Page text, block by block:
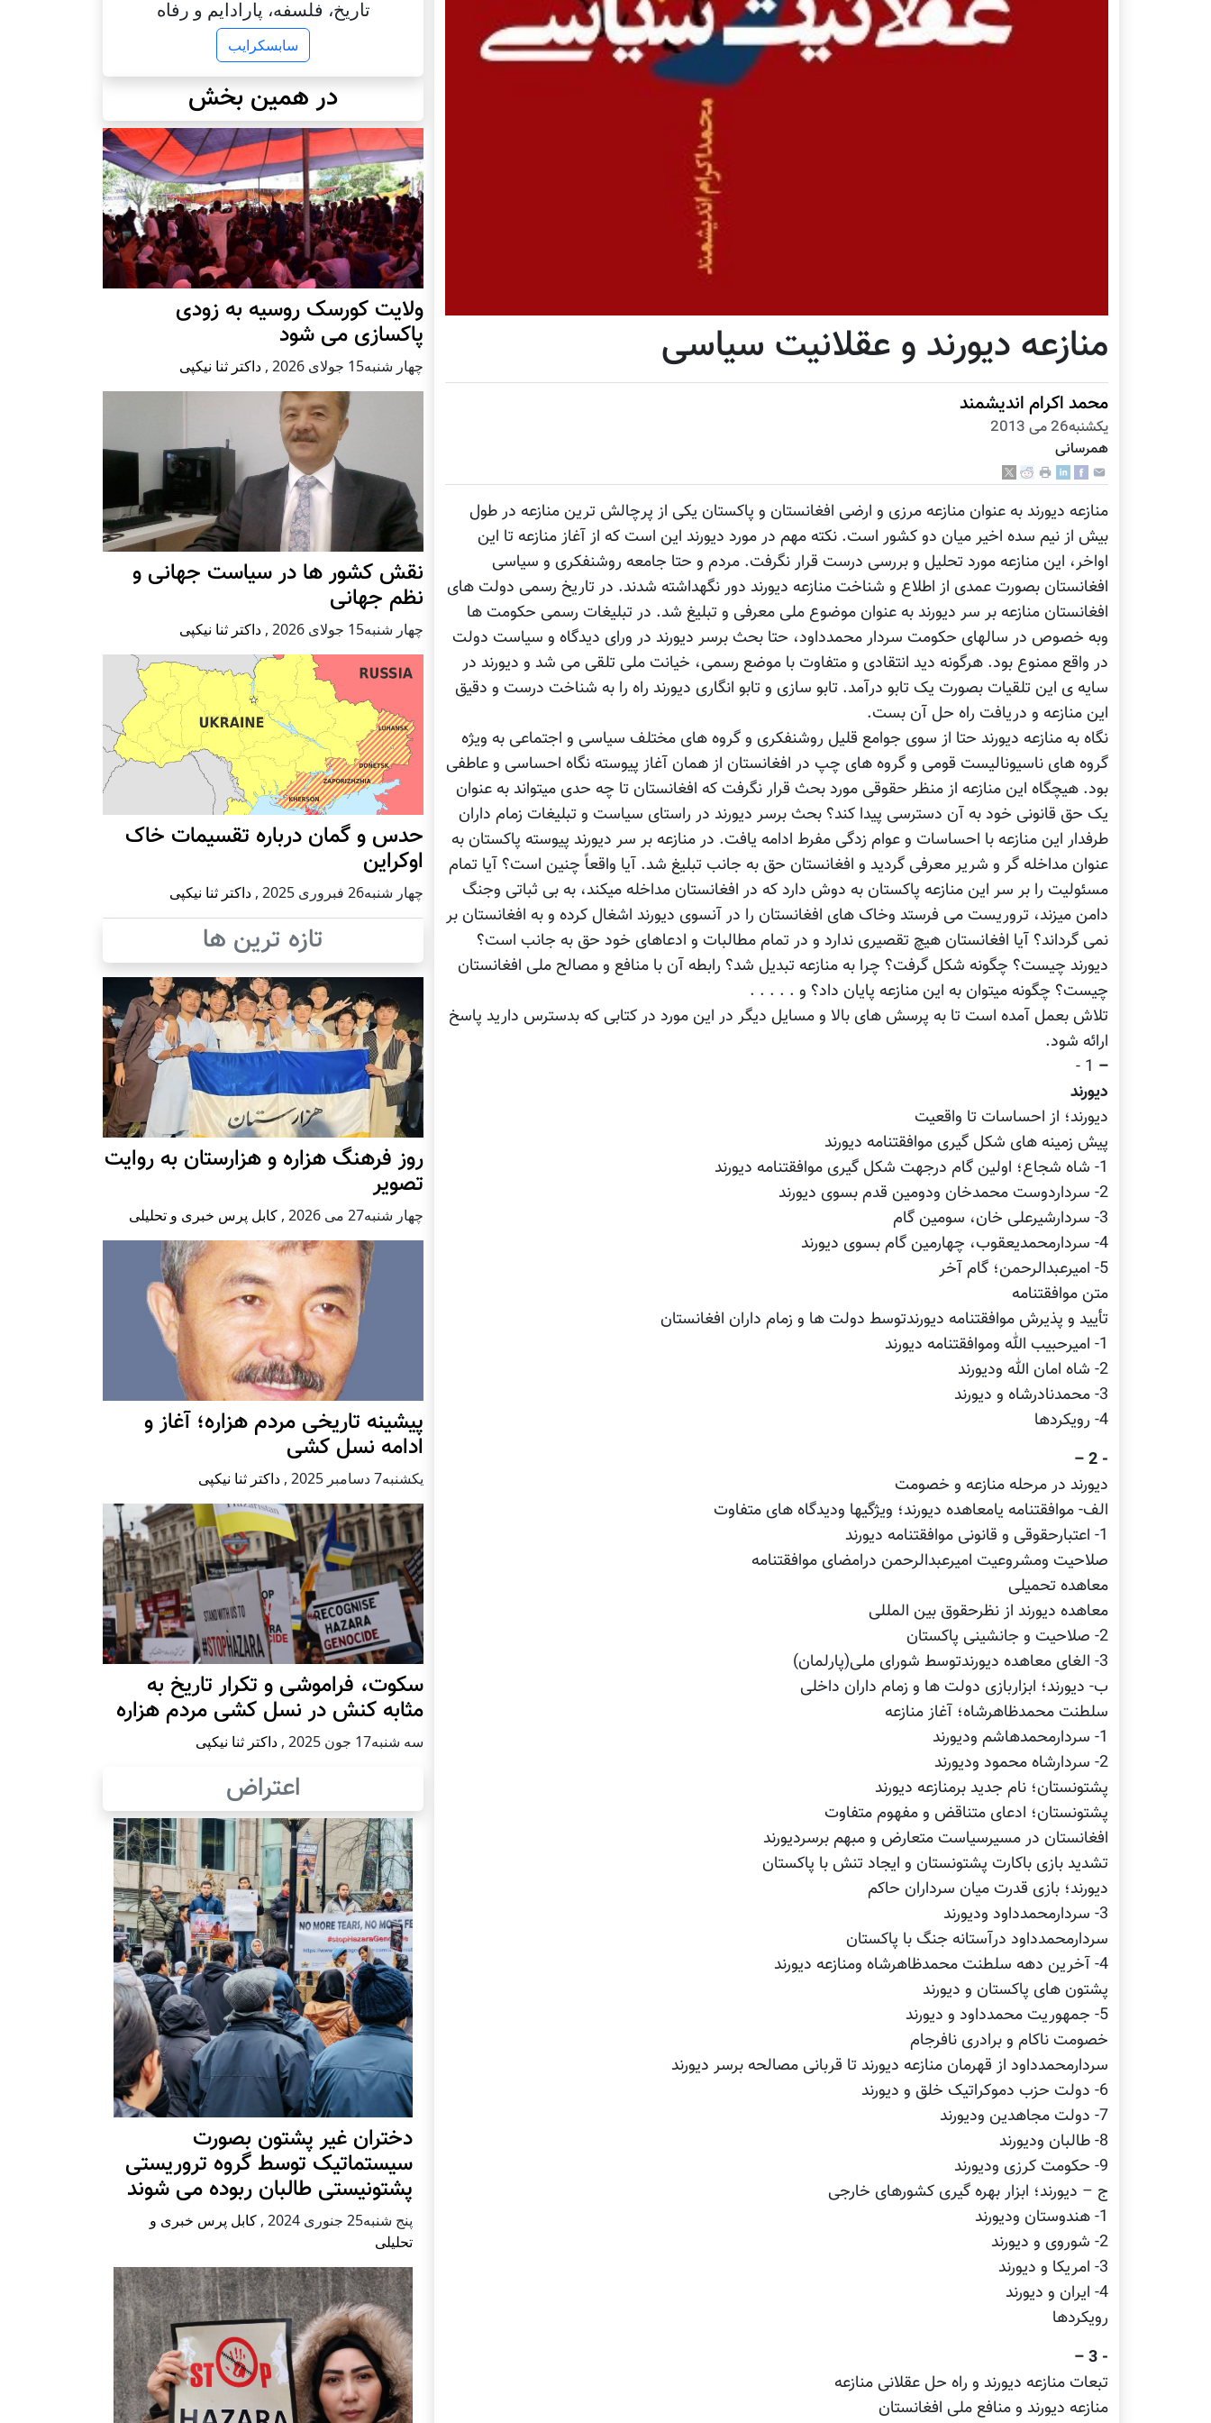
منازعه دیورند و عقلانیت سیاسی
محمد اکرام اندیشمند
يكشنبه26 می 2013
همرسانی
منازعه دیورند به عنوان منازعه مرزی و ارضی افغانستان و پاکستان یکی از پرچالش ترین منازعه در طول
بیش از نیم سده اخیر میان دو کشور است. نکته مهم در مورد دیورند این است که از آغاز منازعه تا این
اواخر، این منازعه مورد تحلیل و بررسی درست قرار نگرفت. مردم و حتا جامعه روشنفکری و سیاسی
افغانستان بصورت عمدی از اطلاع و شناخت منازعه دیورند دور نگهداشته شدند. در تاریخ رسمی دولت های
افغانستان منازعه بر سر دیورند به عنوان موضوع ملی معرفی و تبلیغ شد. در تبلیغات رسمی حکومت ها
وبه خصوص در سالهای حکومت سردار محمدداود، حتا بحث برسر دیورند در ورای دیدگاه و سیاست دولت
در واقع ممنوع بود. هرگونه دید انتقادی و متفاوت با موضع رسمی، خیانت ملی تلقی می شد و دیورند در
سایه ی این تلقیات بصورت یک تابو درآمد. تابو سازی و تابو انگاری دیورند راه را به شناخت درست و دقیق
این منازعه و دریافت راه حل آن بست.
نگاه به منازعه دیورند حتا از سوی جوامع قلیل روشنفکری و گروه های مختلف سیاسی و اجتماعی به ویژه
گروه های ناسیونالیست قومی و گروه های چپ در افغانستان از همان آغاز پیوسته نگاه احساسی و عاطفی
بود. هیچگاه این منازعه از منظر حقوقی مورد بحث قرار نگرفت که افغانستان تا چه حدی میتواند به عنوان
یک حق قانونی خود به آن دسترسی پیدا کند؟ بحث برسر دیورند در راستای سیاست و تبلیغات زمام داران
طرفدار این منازعه با احساسات و عوام زدگی مفرط ادامه یافت. در منازعه بر سر دیورند پیوسته پاکستان به
عنوان مداخله گر و شریر معرفی گردید و افغانستان حق به جانب تبلیغ شد. آیا واقعاً چنین است؟ آیا تمام
مسئولیت را بر سر این منازعه پاکستان به دوش دارد که در افغانستان مداخله میکند، به بی ثباتی وجنگ
دامن میزند، تروریست می فرستد وخاک های افغانستان را در آنسوی دیورند اشغال کرده و به افغانستان بر
نمی گرداند؟ آیا افغانستان هیچ تقصیری ندارد و در تمام مطالبات و ادعاهای خود حق به جانب است؟
دیورند چیست؟ چگونه شکل گرفت؟ چرا به منازعه تبدیل شد؟ رابطه آن با منافع و مصالح ملی افغانستان
چیست؟ چگونه میتوان به این منازعه پایان داد؟ و . . . . .
تلاش بعمل آمده است تا به پرسش های بالا و مسایل دیگر در این مورد در کتابی که بدسترس دارید پاسخ
ارائه شود.
–
دیورند
دیورند؛ از احساسات تا واقعیت
پیش زمینه های شکل گیری موافقتنامه دیورند
1- شاه شجاع؛ اولین گام درجهت شکل گیری موافقتنامه دیورند
2- سرداردوست محمدخان ودومین قدم بسوی دیورند
3- سردارشیرعلی خان، سومین گام
4- سردارمحمدیعقوب، چهارمین گام بسوی دیورند
5- امیرعبدالرحمن؛ گام آخر
متن موافقتنامه
تأیید و پذیرش موافقتنامه دیورندتوسط دولت ها و زمام داران افغانستان
1- امیرحبیب الله وموافقتنامه دیورند
2- شاه امان الله ودیورند
3- محمدنادرشاه و دیورند
4- رویکردها
- 2 –
دیورند در مرحله منازعه و خصومت
الف- موافقتنامه یامعاهده دیورند؛ ویژگیها ودیدگاه های متفاوت
1- اعتبارحقوقی و قانونی موافقتنامه دیورند
صلاحیت ومشروعیت امیرعبدالرحمن درامضای موافقتنامه
معاهده تحمیلی
معاهده دیورند از نظرحقوق بین المللی
2- صلاحیت و جانشینی پاکستان
3- الغای معاهده دیورندتوسط شورای ملی(پارلمان)
ب- دیورند؛ ابزاربازی دولت ها و زمام داران داخلی
سلطنت محمدظاهرشاه؛ آغاز منازعه
1- سردارمحمدهاشم ودیورند
2- سردارشاه محمود ودیورند
پشتونستان؛ نام جدید برمنازعه دیورند
پشتونستان؛ ادعای متناقض و مفهوم متفاوت
افغانستان در مسیرسیاست متعارض و مبهم برسردیورند
تشدید بازی باکارت پشتونستان و ایجاد تنش با پاکستان
دیورند؛ بازی قدرت میان سرداران حاکم
3- سردارمحمدداود ودیورند
سردارمحمدداود درآستانه جنگ با پاکستان
4- آخرین دهه سلطنت محمدظاهرشاه ومنازعه دیورند
پشتون های پاکستان و دیورند
5- جمهوریت محمدداود و دیورند
خصومت ناکام و برادری نافرجام
سردارمحمدداود از قهرمان منازعه دیورند تا قربانی مصالحه برسر دیورند
6- دولت حزب دموکراتیک خلق و دیورند
7- دولت مجاهدین ودیورند
8- طالبان ودیورند
9- حکومت کرزی ودیورند
ج – دیورند؛ ابزار بهره گیری کشورهای خارجی
1- هندوستان ودیورند
2- شوروی و دیورند
3- امریکا و دیورند
4- ایران و دیورند
رویکردها
- 3 –
تبعات منازعه دیورند و راه حل عقلانی منازعه
منازعه دیورند و منافع ملی افغانستان
تاریخ، فلسفه، پارادایم و رفاه
سابسکرایب
در همین بخش
ولایت کورسک روسیه به زودی
پاکسازی می شود
چهار شنبه15 جولای 2026 , داکتر ثنا نیکپی
نقش کشور ها در سیاست جهانی و
نظم جهانی
چهار شنبه15 جولای 2026 , داکتر ثنا نیکپی
حدس و گمان درباره تقسیمات خاک
اوکراین
چهار شنبه26 فبروری 2025 , داکتر ثنا نیکپی
تازه ترین ها
روز فرهنگ هزاره و هزارستان به روایت
تصویر
چهار شنبه27 می 2026 , کابل پرس خبری و تحلیلی
پيشينه تاريخی مردم هزاره؛ آغاز و
ادامه نسل کشی
يكشنبه7 دسامبر 2025 , داکتر ثنا نیکپی
سکوت، فراموشی و تکرار تاريخ به
مثابه کنش در نسل کشی مردم هزاره
سه شنبه17 جون 2025 , داکتر ثنا نیکپی
اعتراض
دختران غیر پشتون بصورت
سیستماتیک توسط گروه تروریستی
پشتونیستی طالبان ربوده می شوند
پنج شنبه25 جنوری 2024 , کابل پرس خبری و
تحلیلی